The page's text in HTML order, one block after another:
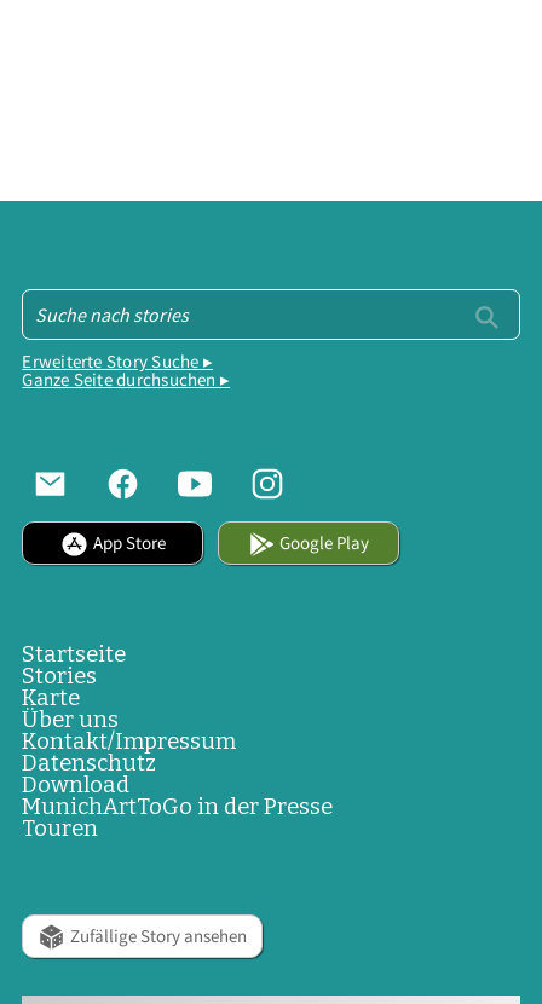
Erweiterte Story Suche ▸
Ganze Seite durchsuchen ▸
App Store Google Play
Startseite
Stories
Karte
Über uns
Kontakt/Impressum
Datenschutz
Download
MunichArtToGo in der Presse
Touren
Zufällige Story ansehen